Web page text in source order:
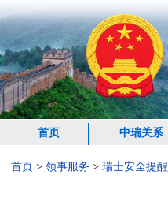
首页 中瑞关系
首页 > 领事服务 > 瑞士安全提醒